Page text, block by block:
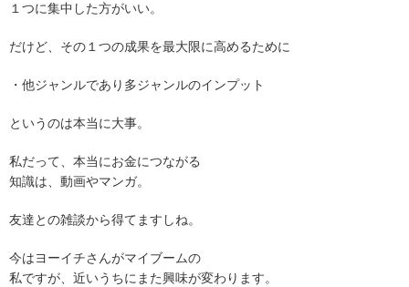
１つに集中した方がいい。
だけど、その１つの成果を最大限に高めるために
・他ジャンルであり多ジャンルのインプット
というのは本当に大事。
私だって、本当にお金につながる
知識は、動画やマンガ。
友達との雑談から得てますしね。
今はヨーイチさんがマイブームの
私ですが、近いうちにまた興味が変わります。